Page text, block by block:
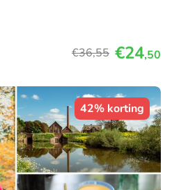
€36,55 €24,50
42% korting